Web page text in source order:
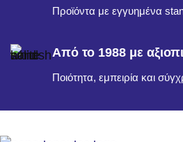
Προϊόντα με εγγυημένα
Από το 1988 με
Ποιότητα, εμπειρία και